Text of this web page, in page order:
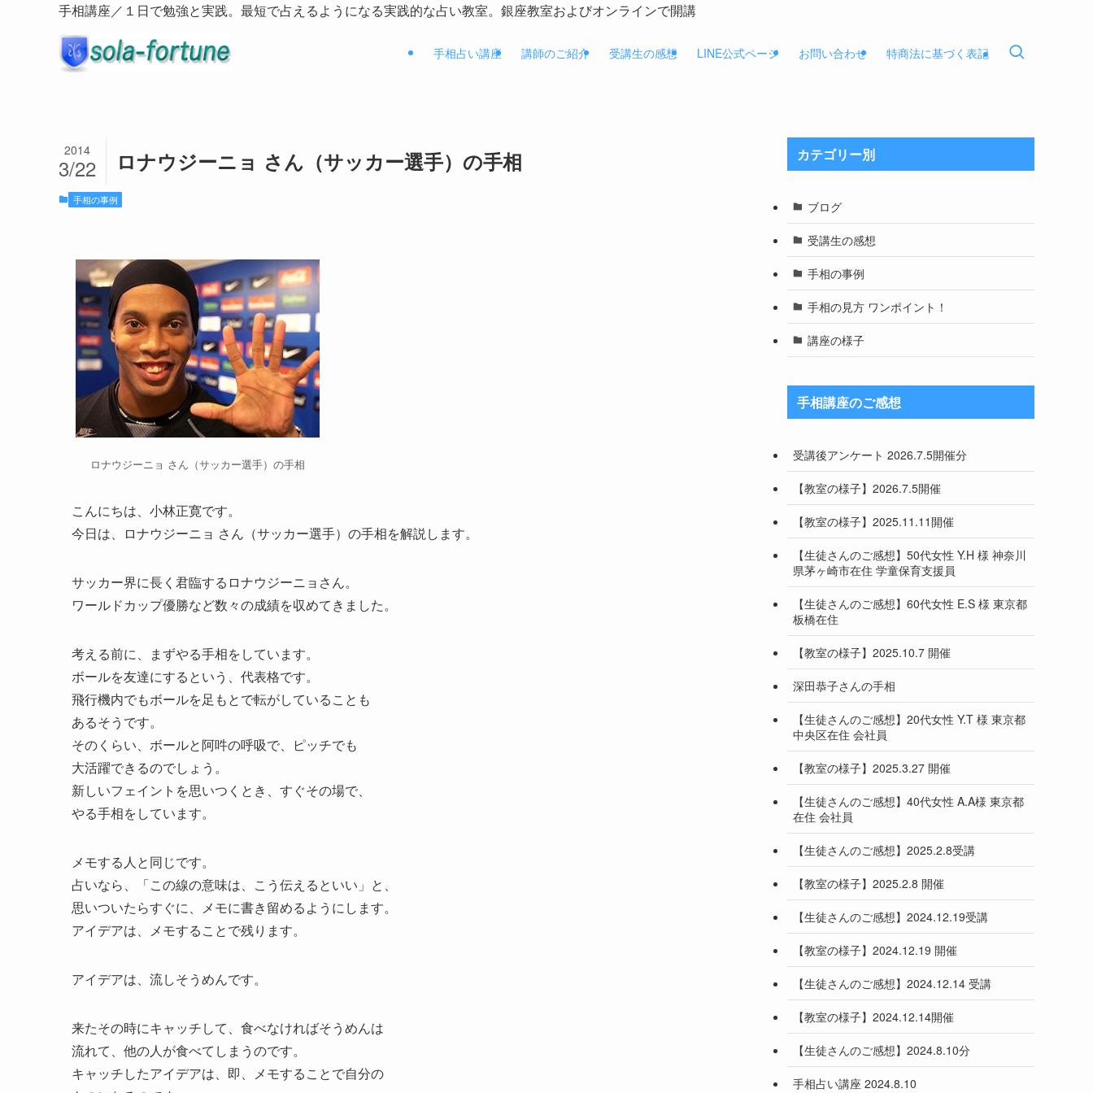
手相講座／１日で勉強と実践。最短で占えるようになる実践的な占い教室。銀座教室およびオンラインで開講
手相占い講座 講師のご紹介 受講生の感想 LINE公式ページ お問い合わせ 特商法に基づく表記
ロナウジーニョ さん（サッカー選手）の手相
2014
3/22
手相の事例
ロナウジーニョ さん（サッカー選手）の手相
こんにちは、小林正寛です。
今日は、ロナウジーニョ さん（サッカー選手）の手相を解説します。
サッカー界に長く君臨するロナウジーニョさん。
ワールドカップ優勝など数々の成績を収めてきました。
考える前に、まずやる手相をしています。
ボールを友達にするという、代表格です。
飛行機内でもボールを足もとで転がしていることも
あるそうです。
そのくらい、ボールと阿吽の呼吸で、ピッチでも
大活躍できるのでしょう。
新しいフェイントを思いつくとき、すぐその場で、
やる手相をしています。
メモする人と同じです。
占いなら、「この線の意味は、こう伝えるといい」と、
思いついたらすぐに、メモに書き留めるようにします。
アイデアは、メモすることで残ります。
アイデアは、流しそうめんです。
来たその時にキャッチして、食べなければそうめんは
流れて、他の人が食べてしまうのです。
キャッチしたアイデアは、即、メモすることで自分の
カテゴリー別
ブログ
受講生の感想
手相の事例
手相の見方 ワンポイント！
講座の様子
手相講座のご感想
受講後アンケート 2026.7.5開催分
【教室の様子】2026.7.5開催
【教室の様子】2025.11.11開催
【生徒さんのご感想】50代女性 Y.H 様 神奈川
県茅ヶ崎市在住 学童保育支援員
【生徒さんのご感想】60代女性 E.S 様 東京都
板橋在住
【教室の様子】2025.10.7 開催
深田恭子さんの手相
【生徒さんのご感想】20代女性 Y.T 様 東京都
中央区在住 会社員
【教室の様子】2025.3.27 開催
【生徒さんのご感想】40代女性 A.A様 東京都
在住 会社員
【生徒さんのご感想】2025.2.8受講
【教室の様子】2025.2.8 開催
【生徒さんのご感想】2024.12.19受講
【教室の様子】2024.12.19 開催
【生徒さんのご感想】2024.12.14 受講
【教室の様子】2024.12.14開催
【生徒さんのご感想】2024.8.10分
手相占い講座 2024.8.10